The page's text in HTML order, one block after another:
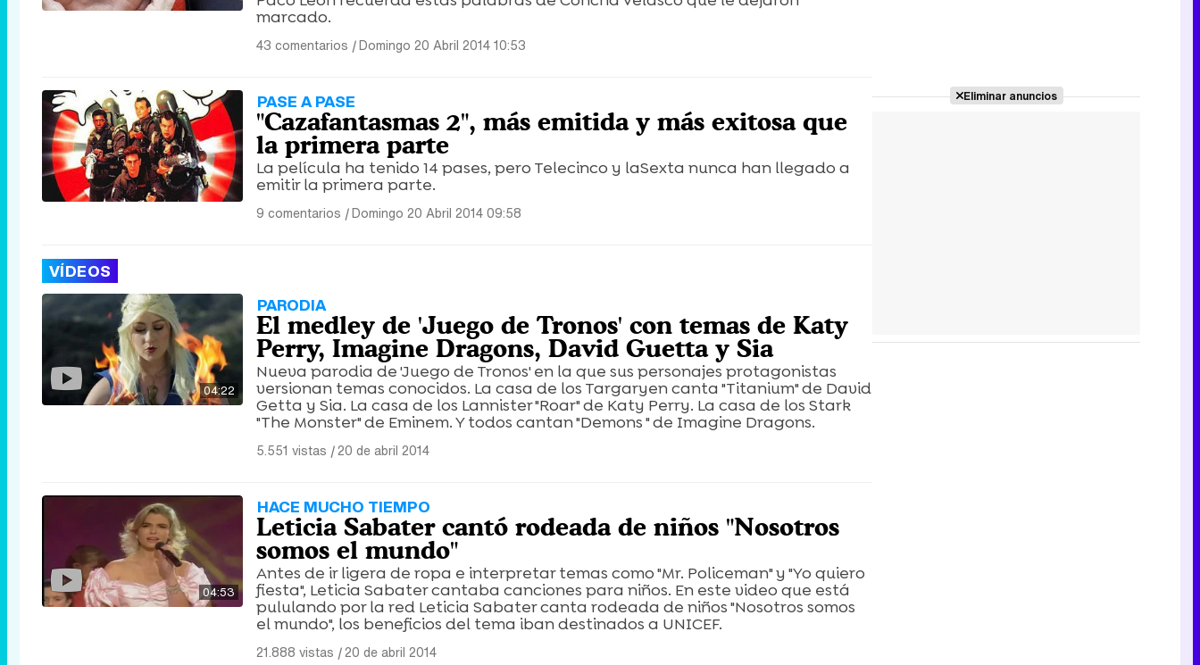
marcado.
43 comentarios |Domingo 20 Abril 2014 10:53
PASE A PASE
"Cazafantasmas 2", más emitida y más exitosa que
la primera parte
La película ha tenido 14 pases, pero Telecinco y laSexta nunca han llegado a
emitir la primera parte.
9 comentarios |Domingo 20 Abril 2014 09:58
VÍDEOS
04:22
PARODIA
El medley de 'Juego de Tronos' con temas de Katy
Perry, Imagine Dragons, David Guetta y Sia
Nueva parodia de 'Juego de Tronos' en la que sus personajes protagonistas
versionan temas conocidos. La casa de los Targaryen canta "Titanium" de David
Getta y Sia. La casa de los Lannister "Roar" de Katy Perry. La casa de los Stark
"The Monster" de Eminem. Y todos cantan "Demons " de Imagine Dragons.
5.551 vistas |20 de abril 2014
04:53
HACE MUCHO TIEMPO
Leticia Sabater cantó rodeada de niños "Nosotros
somos el mundo"
Antes de ir ligera de ropa e interpretar temas como "Mr. Policeman" y "Yo quiero
fiesta", Leticia Sabater cantaba canciones para niños. En este video que está
pululando por la red Leticia Sabater canta rodeada de niños "Nosotros somos
el mundo", los beneficios del tema iban destinados a UNICEF.
21.888 vistas |20 de abril 2014
Eliminar anuncios